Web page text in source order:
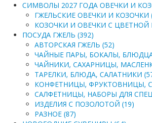
СИМВОЛЫ 2027 ГОДА ОВЕЧКИ И
ГЖЕЛЬСКИЕ ОВЕЧКИ И КОЗОЧКИ
КОЗОЧКИ И ОВЕЧКИ С ЦВЕТНОЙ
ПОСУДА ГЖЕЛЬ (392)
АВТОРСКАЯ ГЖЕЛЬ (52)
ЧАЙНЫЕ ПАРЫ, БОКАЛЫ,
ЧАЙНИКИ, САХАРНИЦЫ,
ТАРЕЛКИ, БЛЮДА, САЛАТНИКИ
КОНФЕТНИЦЫ, ФРУКТОВНИЦЫ,
САЛФЕТНИЦЫ, НАБОРЫ ДЛЯ
ИЗДЕЛИЯ С ПОЗОЛОТОЙ (19)
РАЗНОЕ (87)